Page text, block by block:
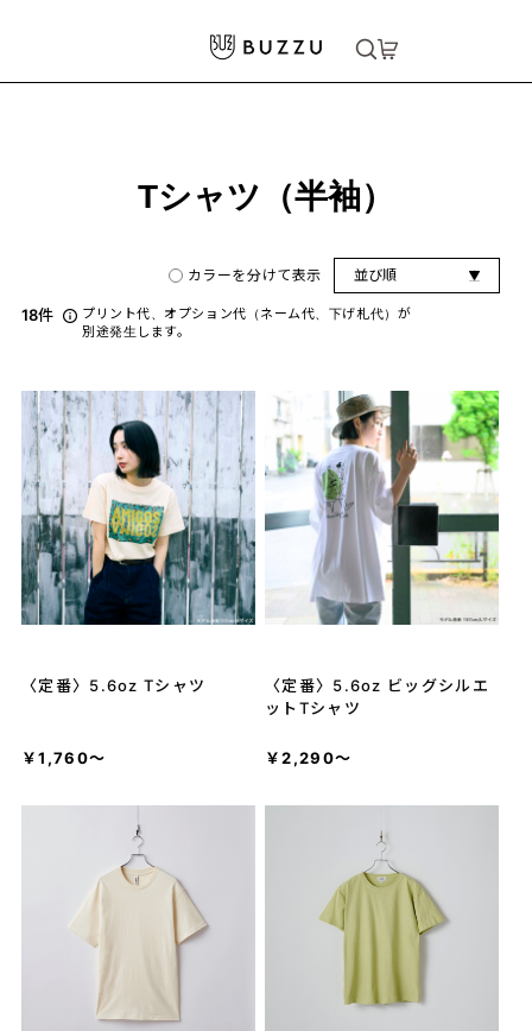
Tシャツ（半袖）
18件
カラーを分けて表示 並び順
プリント代、オプション代（ネーム代、下げ札代）が
別途発生します。
〈定番〉5.6oz Tシャツ
￥1,760～
〈定番〉5.6oz ビッグシルエ
ットTシャツ
￥2,290～